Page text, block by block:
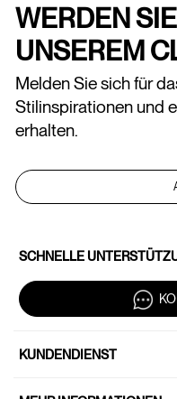
WERDEN
UNSEREM
Melden Sie sich für
Stilinspirationen und
erhalten.
SCHNELLE
KUNDENDIENST